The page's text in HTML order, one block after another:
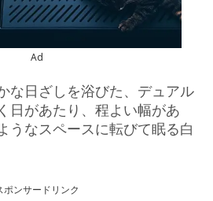
Ad
な日ざしを浴びた、デュアル
日があたり、程よい幅があ
うなスペースに転びて眠る白
ポンサードリンク